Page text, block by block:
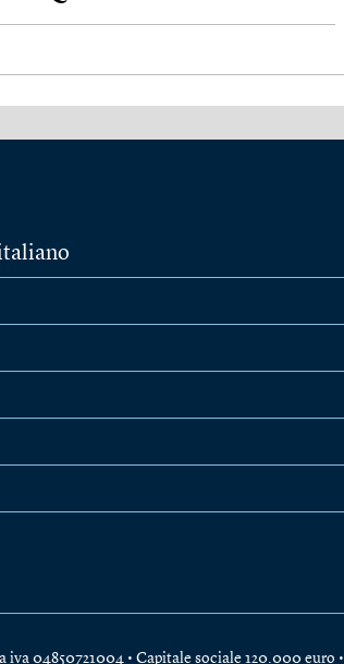
04850721004 • Capitale sociale 120.000 euro •